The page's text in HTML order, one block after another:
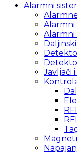
Alarmni
Alarmni
Javljači